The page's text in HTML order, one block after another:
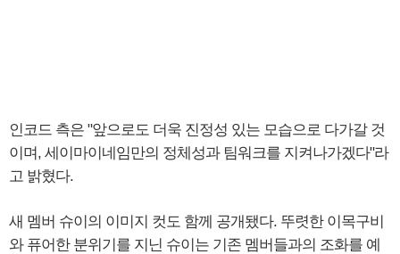
인코드 측은 "앞으로도 더욱 진정성 있는 모습으로 다가갈 것
이며, 세이마이네임만의 정체성과 팀워크를 지켜나가겠다"라
고 밝혔다.
새 멤버 슈이의 이미지 컷도 함께 공개됐다. 뚜렷한 이목구비
와 퓨어한 분위기를 지닌 슈이는 기존 멤버들과의 조화를 예